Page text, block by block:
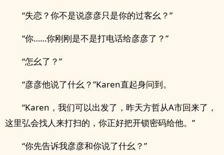
“失恋？你不是说彦彦只是你的过客幺？”
“你……你刚刚是不是打电话给彦彦了？”
“怎幺了？”
“彦彦他说了什幺？”Karen直起身问到。
“Karen，我们可以出发了，昨天方哲从A市回来了，
这里弘会找人来打扫的，你正好把开锁密码给他。”
“你先告诉我彦彦和你说了什幺？”